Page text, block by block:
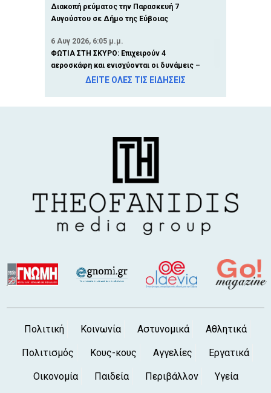
Διακοπή ρεύματος την Παρασκευή 7
Αυγούστου σε Δήμο της Εύβοιας
6 Αυγ 2026, 6:05 μ.μ.
ΦΩΤΙΑ ΣΤΗ ΣΚΥΡΟ: Επιχειρούν 4
αεροσκάφη και ενισχύονται οι δυνάμεις –
Πυροσβεστικά οχήματα στο λιμάνι της
βούτηξε στο κενό και έπεσε στη θάλασσα
γυμναστήριο Ψαχνών - Στην τελική ευθεία
το έργο
6 Αυγ 2026, 4:37 μ.μ.
ΕΟΔΥ: Έξι θάνατοι από τον ιό του Δυτικού
6 Αυγ 2026, 4:00 μ.μ.
Νέος διπλωματούχος μηχανικός ο
Χαλκιδέος Κωστής Λιαλιάρης
6 Αυγ 2026, 3:20 μ.μ.
ΑΥΛΙΔΑ: Καταγγελία για χόρτα 1,5 μέτρου
στις εγκαταστάσεις της ΕΡΤ κοντά στον
Φάρο (φωτό)
ΧΑΛΚΙΔΑ: Άφησε την τελευταία της πνοή η
ΔΕΙΤΕ ΟΛΕΣ ΤΙΣ ΕΙΔΗΣΕΙΣ
Πολιτική Κοινωνία Αστυνομικά Αθλητικά
Πολιτισμός Κους-κους Αγγελίες Εργατικά
Οικονομία Παιδεία Περιβάλλον Υγεία